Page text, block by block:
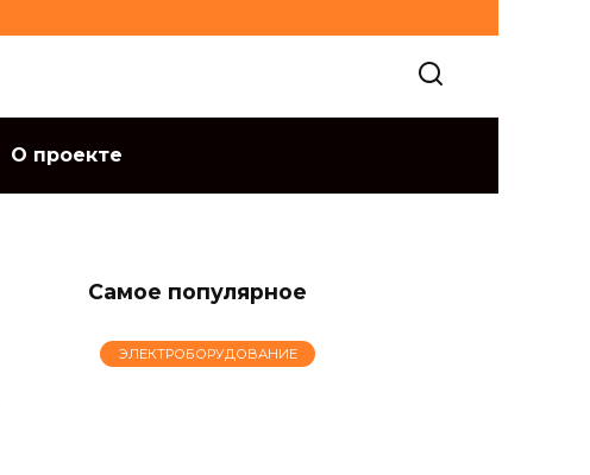
О проекте
Самое популярное
ЭЛЕКТРОБОРУДОВАНИЕ